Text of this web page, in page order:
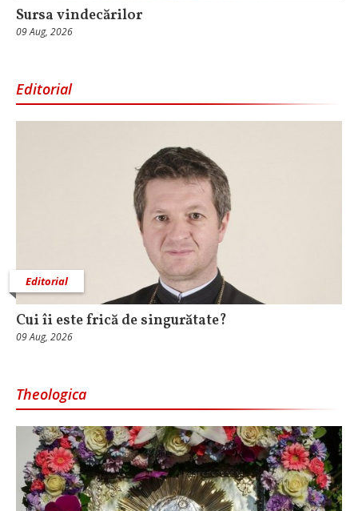
Sursa vindecărilor
09 Aug, 2026
Editorial
Editorial
Cui îi este frică de singurătate?
09 Aug, 2026
Theologica